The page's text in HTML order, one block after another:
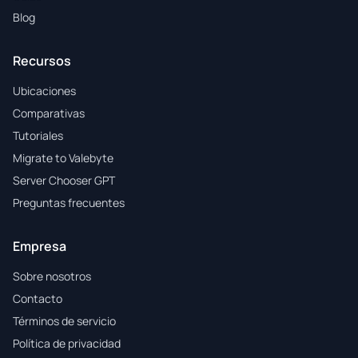
Blog
Recursos
Ubicaciones
Comparativas
Tutoriales
Migrate to Valebyte
Server Chooser GPT
Preguntas frecuentes
Empresa
Sobre nosotros
Contacto
Términos de servicio
Política de privacidad